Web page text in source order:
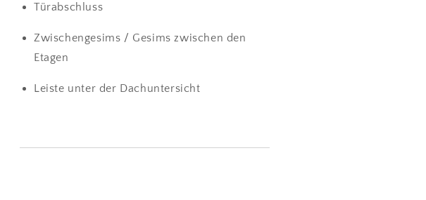
Türabschluss
Zwischengesims / Gesims zwischen den
Etagen
Leiste unter der Dachuntersicht